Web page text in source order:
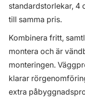
standardstorlekar, 4
till samma pris.
Kombinera fritt,
montera och är
monteringen.
klarar
extra